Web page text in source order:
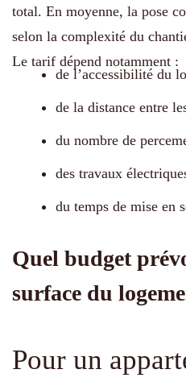
total. En moyenne, la pose
selon la complexité du
Le tarif dépend notamment :
de l’accessibilité du
de la distance entre
du nombre de
des travaux
du temps de mise en
Quel budget
surface du
Pour un